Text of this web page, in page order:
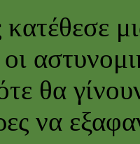
θα
να